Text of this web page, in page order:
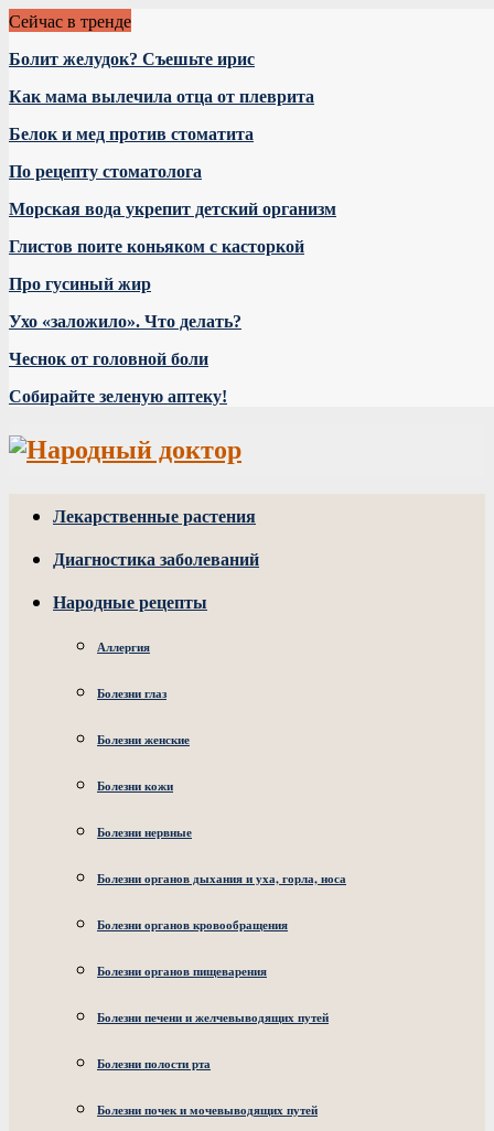
Сейчас в тренде
Болит желудок? Съешьте ирис
Как мама вылечила отца от плеврита
Белок и мед против стоматита
По рецепту стоматолога
Морская вода укрепит детский организм
Глистов поите коньяком с касторкой
Про гусиный жир
Ухо «заложило». Что делать?
Чеснок от головной боли
Собирайте зеленую аптеку!
Лекарственные растения
Диагностика заболеваний
Народные рецепты
Аллергия
Болезни глаз
Болезни женские
Болезни кожи
Болезни нервные
Болезни органов дыхания и уха, горла, носа
Болезни органов кровообращения
Болезни органов пищеварения
Болезни печени и желчевыводящих путей
Болезни полости рта
Болезни почек и мочевыводящих путей